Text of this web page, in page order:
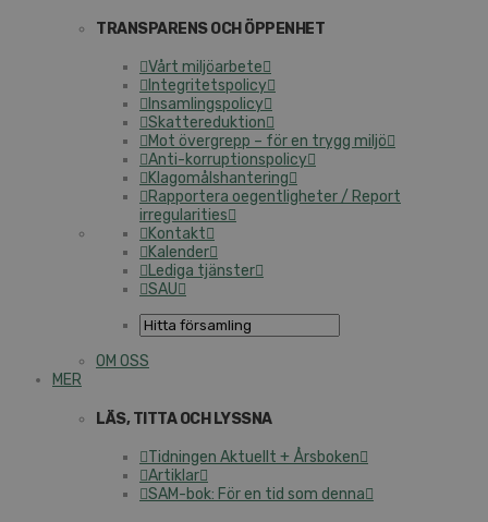
TRANSPARENS OCH ÖPPENHET
Vårt miljöarbete
Integritetspolicy
Insamlingspolicy
Skattereduktion
Mot övergrepp – för en trygg miljö
Anti-korruptionspolicy
Klagomålshantering
Rapportera oegentligheter / Report
irregularities
Kontakt
Kalender
Lediga tjänster
SAU
OM OSS
MER
LÄS, TITTA OCH LYSSNA
Tidningen Aktuellt + Årsboken
Artiklar
SAM-bok: För en tid som denna